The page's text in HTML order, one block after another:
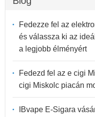
Fedezze fel az
és válassza ki az
a legjobb élményért
Fedezd fel az e cigi
cigi Miskolc piacán
IBvape E-Sigara